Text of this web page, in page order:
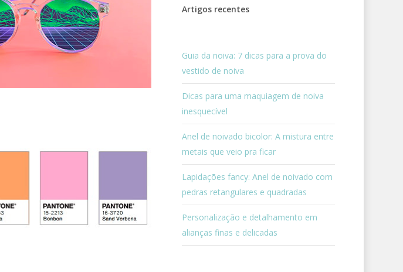
Artigos recentes
Guia da noiva: 7 dicas para a prova do
vestido de noiva
Dicas para uma maquiagem de noiva
inesquecível
Anel de noivado bicolor: A mistura entre
metais que veio pra ficar
Lapidações fancy: Anel de noivado com
pedras retangulares e quadradas
Personalização e detalhamento em
alianças finas e delicadas